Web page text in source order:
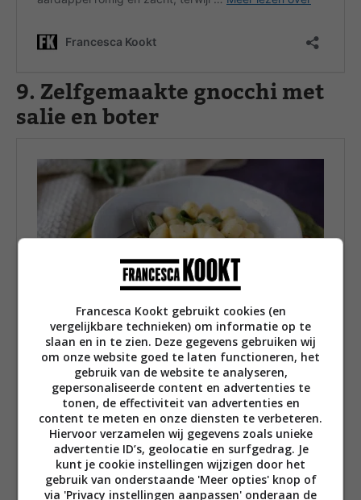
9. Zelfgemaakte gnocchi met
salie en boter
Francesca Kookt gebruikt cookies (en
vergelijkbare technieken) om informatie op te
slaan en in te zien. Deze gegevens gebruiken wij
om onze website goed te laten functioneren, het
gebruik van de website te analyseren,
gepersonaliseerde content en advertenties te
tonen, de effectiviteit van advertenties en
content te meten en onze diensten te verbeteren.
Hiervoor verzamelen wij gegevens zoals unieke
advertentie ID’s, geolocatie en surfgedrag. Je
kunt je cookie instellingen wijzigen door het
gebruik van onderstaande 'Meer opties' knop of
via 'Privacy instellingen aanpassen' onderaan de